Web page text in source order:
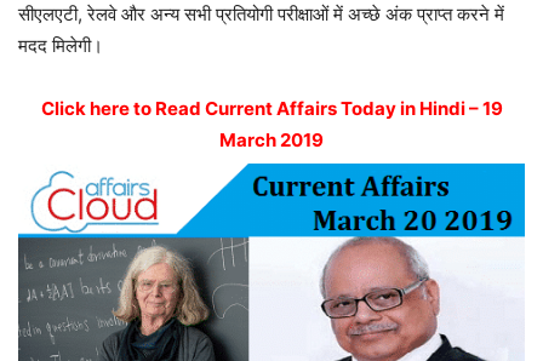
सीएलएटी, रेलवे और अन्य सभी प्रतियोगी परीक्षाओं में अच्छे अंक प्राप्त करने में
मदद मिलेगी।
Click here to Read Current Affairs Today in Hindi – 19
March 2019